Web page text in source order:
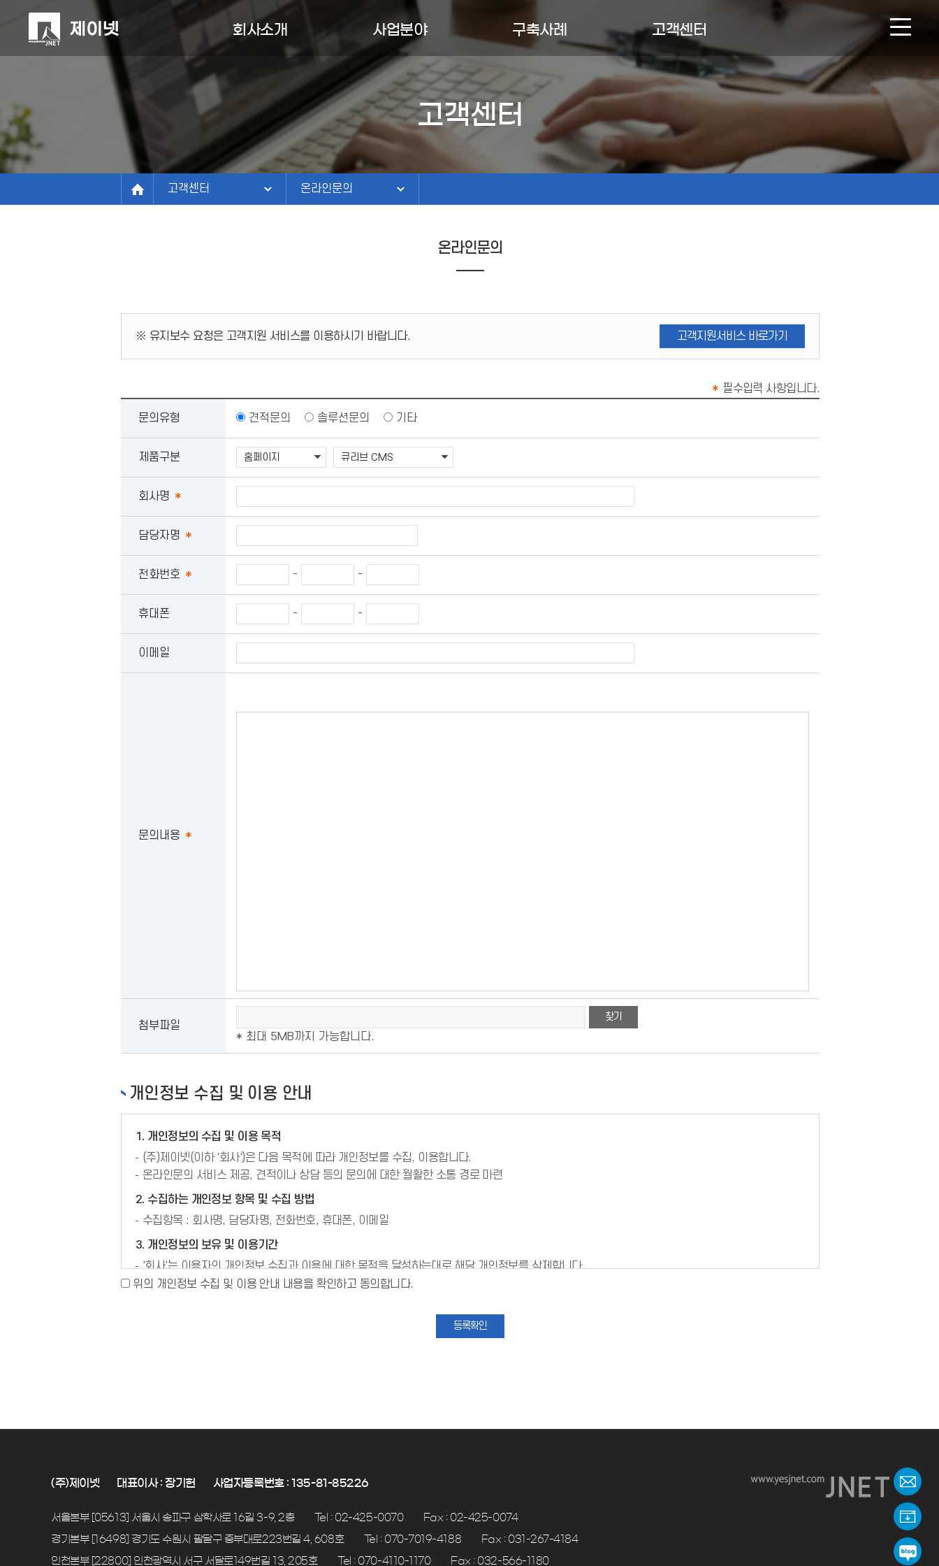
회사소개
정보관리연구소
연혁
조직/연락처
파트너
사업분야
AI솔루션/콘텐츠
도서검색솔루션
ICT시스템
홈페이지
도서관정보화
구축사례
구축사례
고객센터
NEWS & BOARD
온라인문의
인재채용
고객센터
고객센터
회사소개
고객센터
온라인문의
NEWS & BOARD
온라인문의
인재채용
온라인문의
※ 유지보수 요청은 고객지원 서비스를 이용하시기 바랍니다. 고객지원서비스 바로가기
* 필수입력 사항입니다.
문의유형 견적문의 솔루션문의 기타
제품구분
회사명 *
담당자명 *
전화번호 * - -
휴대폰 - -
이메일
문의내용 *
첨부파일
찾기
* 최대 5MB까지 가능합니다.
개인정보 수집 및 이용 안내
1. 개인정보의 수집 및 이용 목적
(주)제이넷(이하 '회사')은 다음 목적에 따라 개인정보를 수집, 이용합니다.
온라인문의 서비스 제공, 견적이나 상담 등의 문의에 대한 월활한 소통 경로 마련
2. 수집하는 개인정보 항목 및 수집 방법
수집항목 : 회사명, 담당자명, 전화번호, 휴대폰, 이메일
3. 개인정보의 보유 및 이용기간
'회사'는 이용자의 개인정보 수집과 이용에 대한 목적을 달성하는대로 해당 개인정보를 삭제합니다.
단, 관계 법령에 따라 보존이 필요할 경우 일정기간(1년; 정보통신망법) 동안 보존합니다.
위의 개인정보 수집 및 이용 안내 내용을 확인하고 동의합니다.
등록확인
(주)제이넷 대표이사 : 장기헌 사업자등록번호 : 135-81-85226
서울본부 [05613] 서울시 송파구 삼학사로 16길 3-9, 2층 Tel : 02-425-0070 Fax : 02-425-0074
경기본부 [16498] 경기도 수원시 팔달구 중부대로223번길 4, 608호 Tel : 070-7019-4188 Fax : 031-267-4184
인천본부 [22800] 인천광역시 서구 서달로149번길 13, 205호 Tel : 070-4110-1170 Fax : 032-566-1180